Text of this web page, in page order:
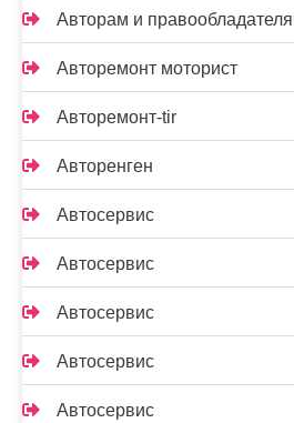
Авторам и
Авторемонт моторист
Авторемонт-tir
Авторенген
Автосервис
Автосервис
Автосервис
Автосервис
Автосервис